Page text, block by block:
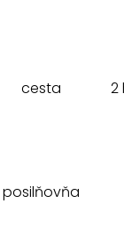
cesta 2
posilňovňa